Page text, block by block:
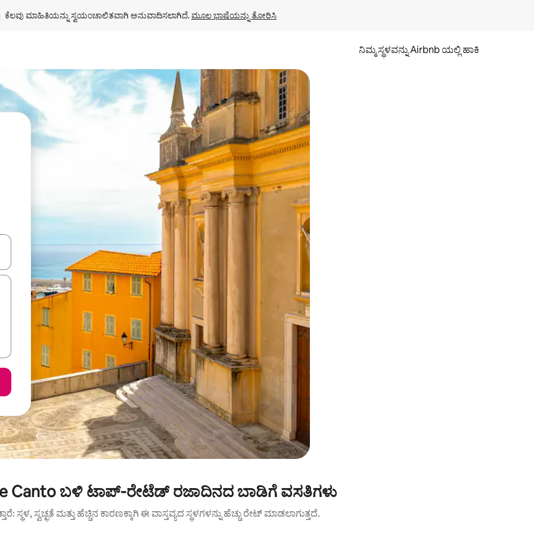
ಕೆಲವು ಮಾಹಿತಿಯನ್ನು ಸ್ವಯಂಚಾಲಿತವಾಗಿ ಅನುವಾದಿಸಲಾಗಿದೆ. ಮೂಲ ಭಾಷೆಯನ್ನು ತೋರಿಸಿ
ನಿಮ್ಮ ಸ್ಥಳವನ್ನು Airbnb ಯಲ್ಲಿ ಹಾಕಿ
ನ್ಯಾವಿಗೇಟ್ ಮಾಡಿ ಅಥವಾ ಸ್ಪರ್ಶ ಅಥವಾ ಸ್ವೈಪ್ ಗೆಸ್ಚರ್‌ಗಳ ಮೂಲಕ ಅನ್ವೇಷಿಸಿ.
Canto ಬಳಿ ಟಾಪ್-ರೇಟೆಡ್ ರಜಾದಿನದ ಬಾಡಿಗೆ ವಸತಿಗಳು
ಸ್ಥಳ, ಸ್ವಚ್ಛತೆ ಮತ್ತು ಹೆಚ್ಚಿನ ಕಾರಣಕ್ಕಾಗಿ ಈ ವಾಸ್ತವ್ಯದ ಸ್ಥಳಗಳನ್ನು ಹೆಚ್ಚು ರೇಟ್ ಮಾಡಲಾಗುತ್ತದೆ.